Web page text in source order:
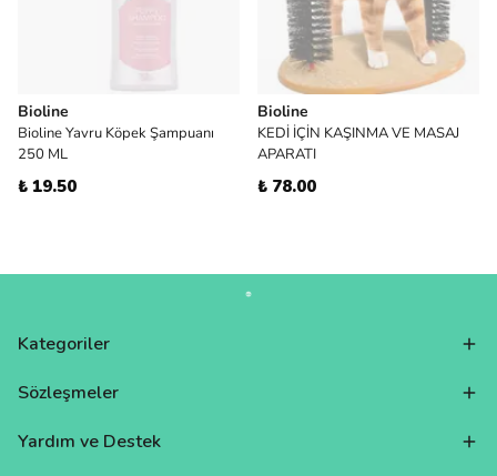
Bioline
Bioline Yavru Köpek Şampuanı
250 ML
₺ 19.50
Bioline
KEDİ İÇİN KAŞINMA VE MASAJ
APARATI
₺ 78.00
Kategoriler
Sözleşmeler
Yardım ve Destek